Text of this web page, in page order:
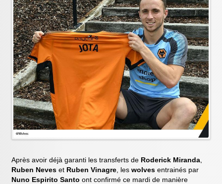
Après avoir déjà garanti les transferts de Roderick Miranda
Ruben Neves et Ruben Vinagre , leswolvesentrainés par
Nuno Espirito Santo ont confirmé ce mardi de manière